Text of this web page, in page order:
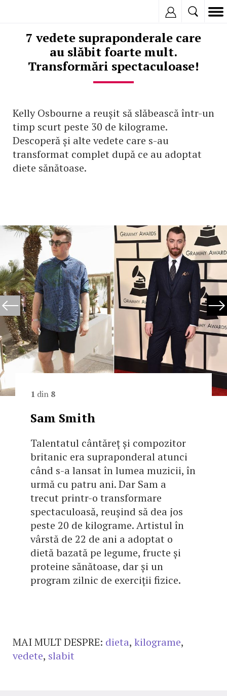
7 vedete supraponderale care
au slăbit foarte mult.
Transformări spectaculoase!
Kelly Osbourne a reușit să slăbească într-un
timp scurt peste 30 de kilograme.
Descoperă și alte vedete care s-au
transformat complet după ce au adoptat
diete sănătoase.
1 din 8
Sam Smith
Talentatul cântăreț și compozitor
britanic era supraponderal atunci
când s-a lansat în lumea muzicii, în
urmă cu patru ani. Dar Sam a
trecut printr-o transformare
spectaculoasă, reușind să dea jos
peste 20 de kilograme. Artistul în
vârstă de 22 de ani a adoptat o
dietă bazată pe legume, fructe și
proteine sănătoase, dar și un
program zilnic de exerciții fizice.
MAI MULT DESPRE: dieta, kilograme,
vedete, slabit